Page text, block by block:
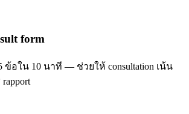
form
ข้อใน 10 นาที — ช่วยให้ consultation เน้น